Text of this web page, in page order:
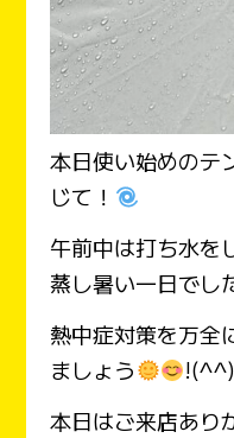
本日使い始めのテ
じて！
午前中は打ち水を
蒸し暑い一日でし
熱中症対策を万全
ましょう
本日はご来店あり